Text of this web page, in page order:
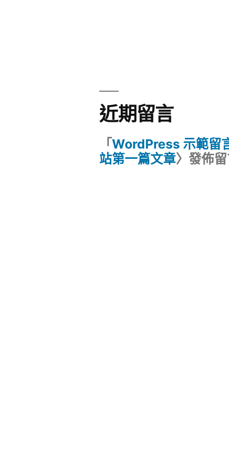
近期留言
「WordPress 示範留
站第一篇文章〉發佈